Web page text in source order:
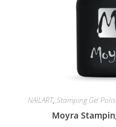
NAILART, Stamping Gel
Moyra